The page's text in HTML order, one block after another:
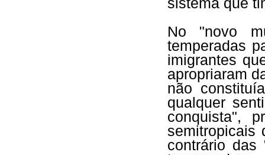
sistema que
No "novo
temperadas
imigrantes
apropriaram
não
qualquer
conquista",
semitropicais
contrário das